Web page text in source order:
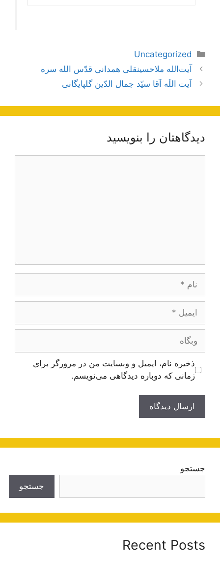
دسته‌ها
Uncategorized
ناوبری
نوشته‌ها
آیت‌الله ملاحسینقلی همدانی قدّس الله سره
آیت اللَه آقا سیّد جمال‌ الدّین گلپایگانی
دیدگاهتان را بنویسید
ایمیل
وبگاه
ذخیره نام، ایمیل و وبسایت من در مرورگر برای
زمانی که دوباره دیدگاهی می‌نویسم.
جستجو
جستجو
Recent Posts